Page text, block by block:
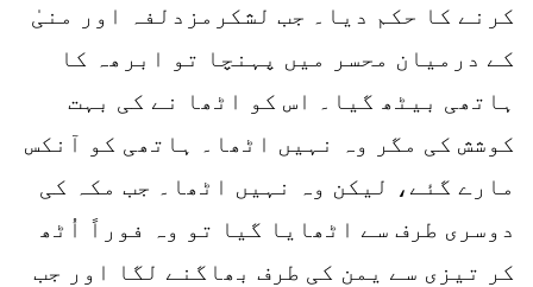
کرنے کا حکم دیا۔ جب لشکرمزدلفہ اور منیٰ
کے درمیان محسر میں پہنچا تو ابرھہ کا
ہاتھی بیٹھ گیا۔ اس کو اٹھا نے کی بہت
کوشش کی مگر وہ نہیں اٹھا۔ ہاتھی کو آنکس
مارے گئے، لیکن وہ نہیں اٹھا۔ جب مکہ کی
دوسری طرف سے اٹھایا گیا تو وہ فوراً اُٹھ
کر تیزی سے یمن کی طرف بھاگنے لگا اور جب